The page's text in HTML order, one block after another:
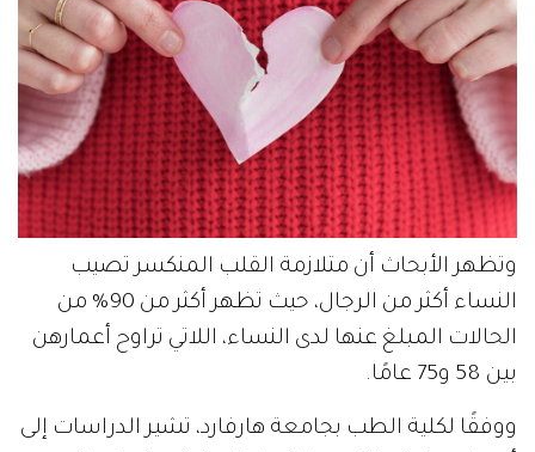
وتظهر الأبحاث أن متلازمة القلب المنكسر تصيب
النساء أكثر من الرجال، حيث تظهر أكثر من 90% من
الحالات المبلغ عنها لدى النساء، اللاتي تراوح أعمارهن
بين 58 و75 عامًا.
ووفقًا لكلية الطب بجامعة هارفارد، تشير الدراسات إلى